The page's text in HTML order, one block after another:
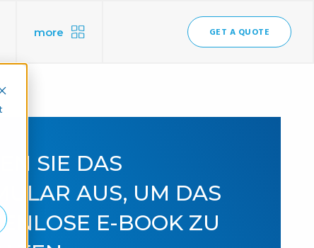
more GET A QUOTE
SIE DAS
AUS, UM DAS
E-BOOK ZU